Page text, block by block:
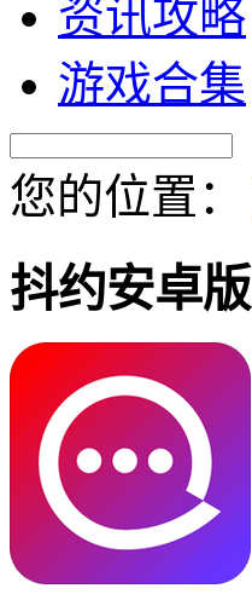
资讯攻略
游戏合集
您的位置：
抖约安卓版